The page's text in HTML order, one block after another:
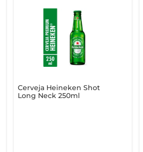
Cerveja Heineken Shot
Long Neck 250ml